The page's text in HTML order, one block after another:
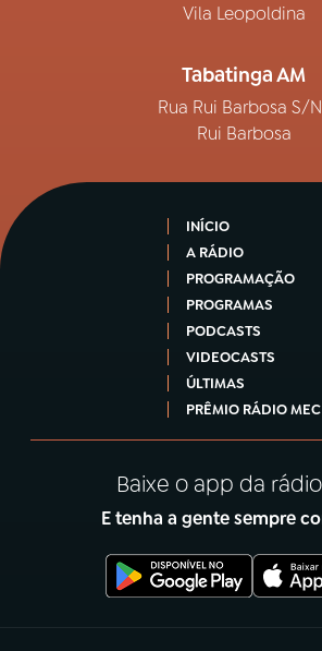
Vila Leopoldina
Tabatinga AM
Rua Rui Barbosa S/
Rui Barbosa
INÍCIO
A RÁDIO
PROGRAMAÇÃO
PROGRAMAS
PODCASTS
VIDEOCASTS
ÚLTIMAS
PRÊMIO RÁDIO MEC
Baixe o app da
E tenha a gente sempre